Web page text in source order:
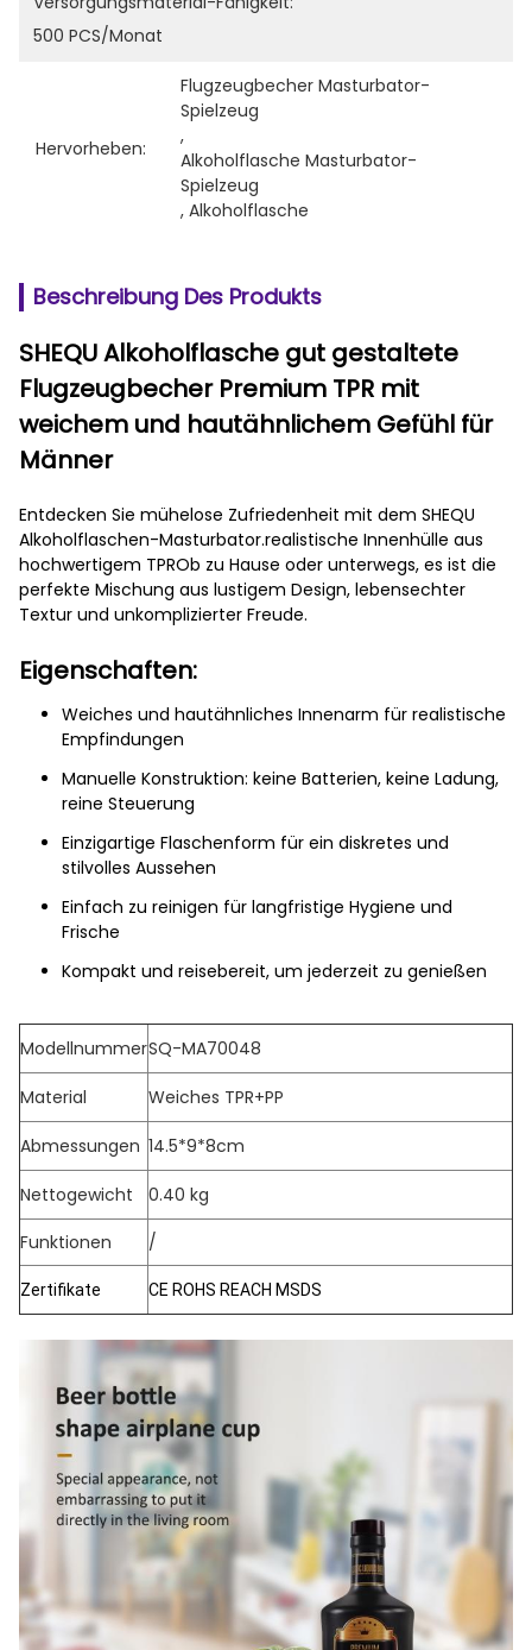
500 PCS/Monat
Hervorheben:
Flugzeugbecher Masturbator-
Spielzeug
,
Alkoholflasche Masturbator-
Spielzeug
, Alkoholflasche
Beschreibung Des Produkts
SHEQU Alkoholflasche gut gestaltete
Flugzeugbecher Premium TPR mit
weichem und hautähnlichem Gefühl für
Männer
Entdecken Sie mühelose Zufriedenheit mit dem SHEQU
Alkoholflaschen-Masturbator.realistische Innenhülle aus
hochwertigem TPROb zu Hause oder unterwegs, es ist die
perfekte Mischung aus lustigem Design, lebensechter
Textur und unkomplizierter Freude.
Eigenschaften:
Weiches und hautähnliches Innenarm für realistische
Empfindungen
Manuelle Konstruktion: keine Batterien, keine Ladung,
reine Steuerung
Einzigartige Flaschenform für ein diskretes und
stilvolles Aussehen
Einfach zu reinigen für langfristige Hygiene und
Frische
Kompakt und reisebereit, um jederzeit zu genießen
ModellnummerSQ-MA70048
Material Weiches TPR+PP
Abmessungen 14.5*9*8cm
Nettogewicht
0.40 kg
Funktionen
/
Zertifikate CE ROHS REACH MSDS